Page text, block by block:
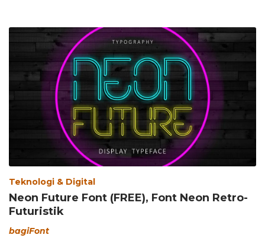
Teknologi & Digital
Neon Future Font (FREE), Font Neon Retro-
Futuristik
bagiFont